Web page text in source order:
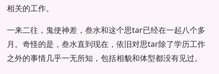
相关的工作。
一来二往，鬼使神差，叁水和这个思tar已经在一起八个多
月。奇怪的是，叁水直到现在，依旧对思tar除了学历工作
之外的事情几乎一无所知，包括相貌和体型都没有见过。